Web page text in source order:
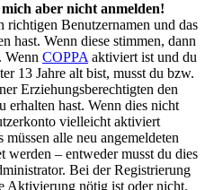
aber nicht anmelden!
richtigen Benutzernamen und das
hast. Wenn diese stimmen, dann
Wenn COPPA aktiviert ist und du
13 Jahre alt bist, musst du bzw.
Erziehungsberechtigten den
erhalten hast. Wenn dies nicht
vielleicht aktiviert
alle neu angemeldeten
werden – entweder musst du dies
Bei der Registrierung
Aktivierung nötig ist oder nicht.